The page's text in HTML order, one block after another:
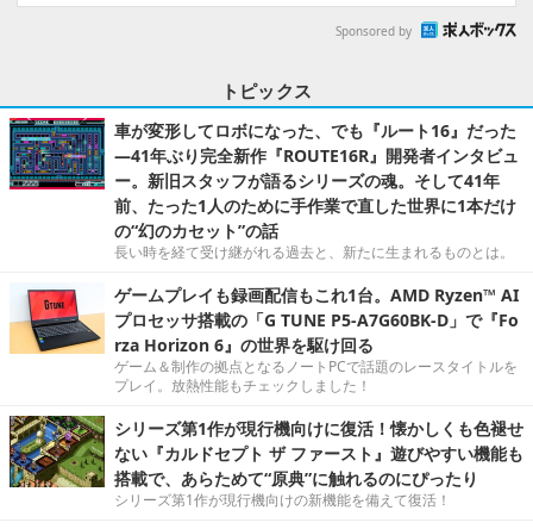
Sponsored by
トピックス
車が変形してロボになった、でも『ルート16』だった
―41年ぶり完全新作『ROUTE16R』開発者インタビュ
ー。新旧スタッフが語るシリーズの魂。そして41年
前、たった1人のために手作業で直した世界に1本だけ
の“幻のカセット”の話
長い時を経て受け継がれる過去と、新たに生まれるものとは。
ゲームプレイも録画配信もこれ1台。AMD Ryzen™ AI
プロセッサ搭載の「G TUNE P5-A7G60BK-D」で『Fo
rza Horizon 6』の世界を駆け回る
ゲーム＆制作の拠点となるノートPCで話題のレースタイトルを
プレイ。放熱性能もチェックしました！
シリーズ第1作が現行機向けに復活！懐かしくも色褪せ
ない『カルドセプト ザ ファースト』遊びやすい機能も
搭載で、あらためて“原典”に触れるのにぴったり
シリーズ第1作が現行機向けの新機能を備えて復活！